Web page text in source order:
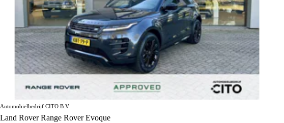
Automobielbedrijf CITO B.V
Land Rover Range Rover Evoque